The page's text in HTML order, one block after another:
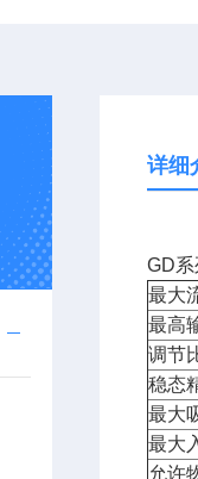
详细
GD
最大
最高
调节
稳态
最大
最大
允许